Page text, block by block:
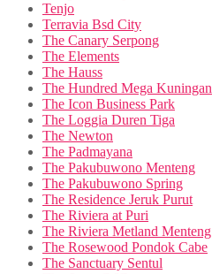
Tenjo
Terravia Bsd City
The Canary Serpong
The Elements
The Hauss
The Hundred Mega Kuningan
The Icon Business Park
The Loggia Duren Tiga
The Newton
The Padmayana
The Pakubuwono Menteng
The Pakubuwono Spring
The Residence Jeruk Purut
The Riviera at Puri
The Riviera Metland Menteng
The Rosewood Pondok Cabe
The Sanctuary Sentul